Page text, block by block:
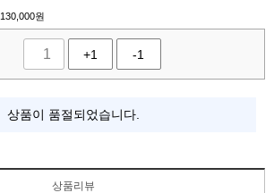
130,000원
+1 -1
상품이 품절되었습니다.
상품리뷰